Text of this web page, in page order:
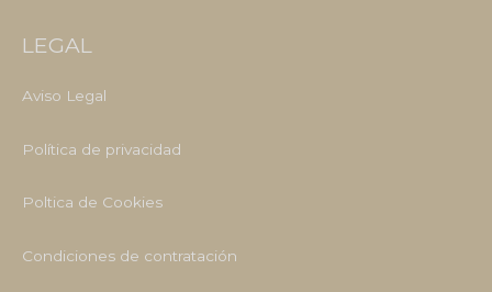
LEGAL
Aviso Legal
Política de privacidad
Poltica de Cookies
Condiciones de contratación